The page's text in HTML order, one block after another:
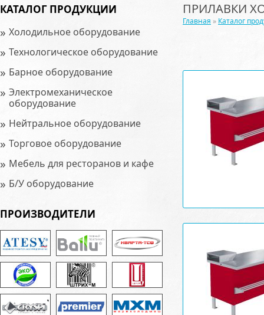
КАТАЛОГ ПРОДУКЦИИ
» Холодильное оборудование
» Технологическое оборудование
» Барное оборудование
» Электромеханическое
оборудование
» Нейтральное оборудование
» Торговое оборудование
» Мебель для ресторанов и кафе
» Б/У оборудование
ПРОИЗВОДИТЕЛИ
ПРИЛАВКИ
Главная » Каталог